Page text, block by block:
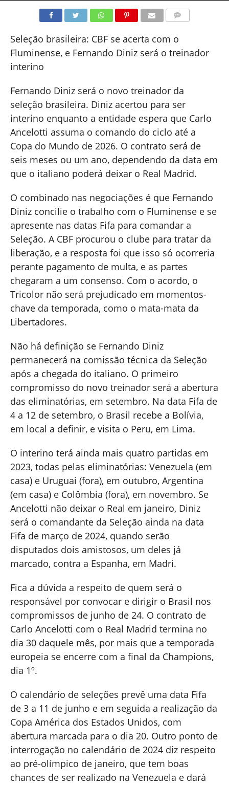
Seleção brasileira: CBF se acerta com o
Fluminense, e Fernando Diniz será o treinador
interino
Fernando Diniz será o novo treinador da
seleção brasileira. Diniz acertou para ser
interino enquanto a entidade espera que Carlo
Ancelotti assuma o comando do ciclo até a
Copa do Mundo de 2026. O contrato será de
seis meses ou um ano, dependendo da data em
que o italiano poderá deixar o Real Madrid.
O combinado nas negociações é que Fernando
Diniz concilie o trabalho com o Fluminense e se
apresente nas datas Fifa para comandar a
Seleção. A CBF procurou o clube para tratar da
liberação, e a resposta foi que isso só ocorreria
perante pagamento de multa, e as partes
chegaram a um consenso. Com o acordo, o
Tricolor não será prejudicado em momentos-
chave da temporada, como o mata-mata da
Libertadores.
Não há definição se Fernando Diniz
permanecerá na comissão técnica da Seleção
após a chegada do italiano. O primeiro
compromisso do novo treinador será a abertura
das eliminatórias, em setembro. Na data Fifa de
4 a 12 de setembro, o Brasil recebe a Bolívia,
em local a definir, e visita o Peru, em Lima.
O interino terá ainda mais quatro partidas em
2023, todas pelas eliminatórias: Venezuela (em
casa) e Uruguai (fora), em outubro, Argentina
(em casa) e Colômbia (fora), em novembro. Se
Ancelotti não deixar o Real em janeiro, Diniz
será o comandante da Seleção ainda na data
Fifa de março de 2024, quando serão
disputados dois amistosos, um deles já
marcado, contra a Espanha, em Madri.
Fica a dúvida a respeito de quem será o
responsável por convocar e dirigir o Brasil nos
compromissos de junho de 24. O contrato de
Carlo Ancelotti com o Real Madrid termina no
dia 30 daquele mês, por mais que a temporada
europeia se encerre com a final da Champions,
dia 1º.
O calendário de seleções prevê uma data Fifa
de 3 a 11 de junho e em seguida a realização da
Copa América dos Estados Unidos, com
abertura marcada para o dia 20. Outro ponto de
interrogação no calendário de 2024 diz respeito
ao pré-olímpico de janeiro, que tem boas
chances de ser realizado na Venezuela e dará